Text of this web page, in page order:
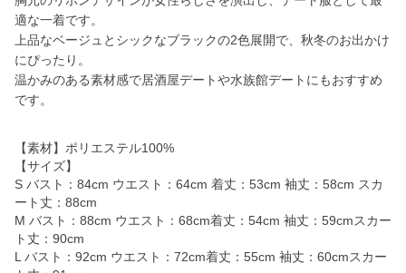
適な一着です。
上品なベージュとシックなブラックの2色展開で、秋冬のお出かけ
にぴったり。
温かみのある素材感で居酒屋デートや水族館デートにもおすすめ
です。
【素材】ポリエステル100%
【サイズ】
S バスト：84cm ウエスト：64cm 着丈：53cm 袖丈：58cm スカ
ート丈：88cm
M バスト：88cm ウエスト：68cm着丈：54cm 袖丈：59cmスカー
ト丈：90cm
L バスト：92cm ウエスト：72cm着丈：55cm 袖丈：60cmスカー